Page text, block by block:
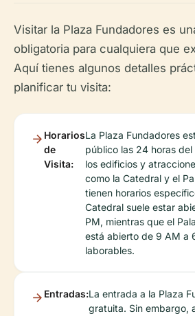
Visitar la Plaza Fundadores es
obligatoria para cualquiera que
Aquí tienes algunos detalles
planificar tu visita:
Horarios
de
Visita:
La Plaza Fundadores
público las 24 horas
los edificios y
como la Catedral y el
tienen horarios
Catedral suele estar
PM, mientras que el
está abierto de 9 AM a
laborables.
Entradas:La entrada a la Plaza
gratuita. Sin embargo,